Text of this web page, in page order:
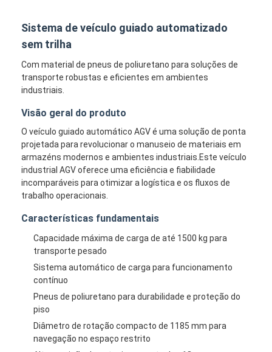
Sistema de veículo guiado automatizado
sem trilha
Com material de pneus de poliuretano para soluções de
transporte robustas e eficientes em ambientes
industriais.
Visão geral do produto
O veículo guiado automático AGV é uma solução de ponta
projetada para revolucionar o manuseio de materiais em
armazéns modernos e ambientes industriais.Este veículo
industrial AGV oferece uma eficiência e fiabilidade
incomparáveis para otimizar a logística e os fluxos de
trabalho operacionais.
Características fundamentais
Capacidade máxima de carga de até 1500 kg para
transporte pesado
Sistema automático de carga para funcionamento
contínuo
Pneus de poliuretano para durabilidade e proteção do
piso
Diâmetro de rotação compacto de 1185 mm para
navegação no espaço restrito